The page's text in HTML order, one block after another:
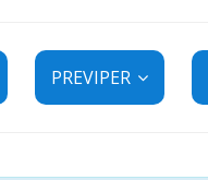
PREVIPER